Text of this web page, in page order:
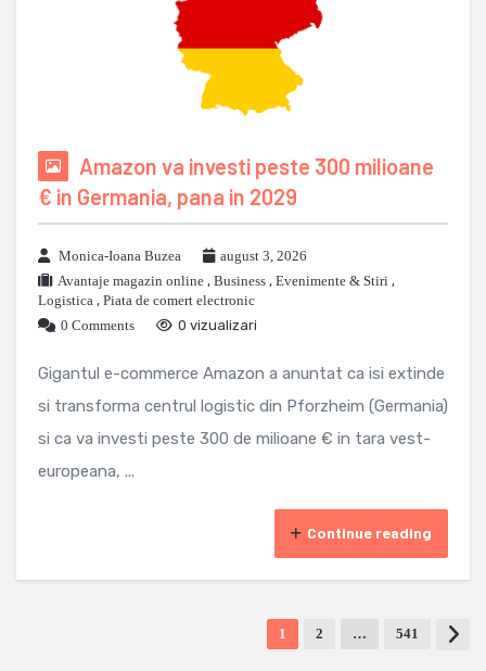
Amazon va investi peste 300 milioane
€ in Germania, pana in 2029
Monica-Ioana Buzea
august 3, 2026
Avantaje magazin online , Business , Evenimente & Stiri ,
Logistica , Piata de comert electronic
0 Comments
0 vizualizari
Gigantul e-commerce Amazon a anuntat ca isi extinde
si transforma centrul logistic din Pforzheim (Germania)
si ca va investi peste 300 de milioane € in tara vest-
europeana, ...
Continue reading
1 2 … 541